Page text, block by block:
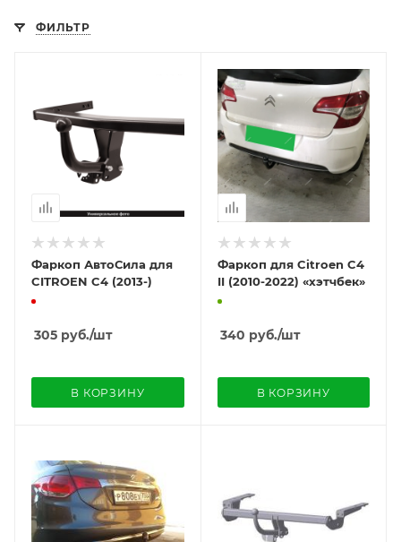
ФИЛЬТР
Фаркоп АвтоСила для
CITROEN C4 (2013-)
305 руб./шт
В КОРЗИНУ
Фаркоп для Citroen C4
II (2010-2022) «хэтчбек»
340 руб./шт
В КОРЗИНУ